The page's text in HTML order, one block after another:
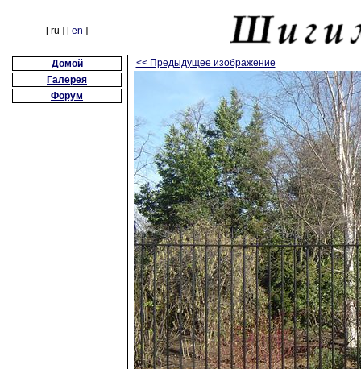
[ ru ] [en ]
Домой
Галерея
Форум
<< Предыдущее изображение